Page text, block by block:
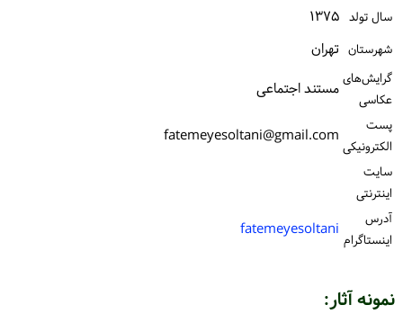
سال تولد ۱۳۷۵
شهرستان تهران
گرایش‌های
عکاسی
مستند اجتماعی
پست
الكترونیكی fatemeyesoltani@gmail.com
سایت
اینترنتی
آدرس
اینستاگرام fatemeyesoltani
نمونه آثار: